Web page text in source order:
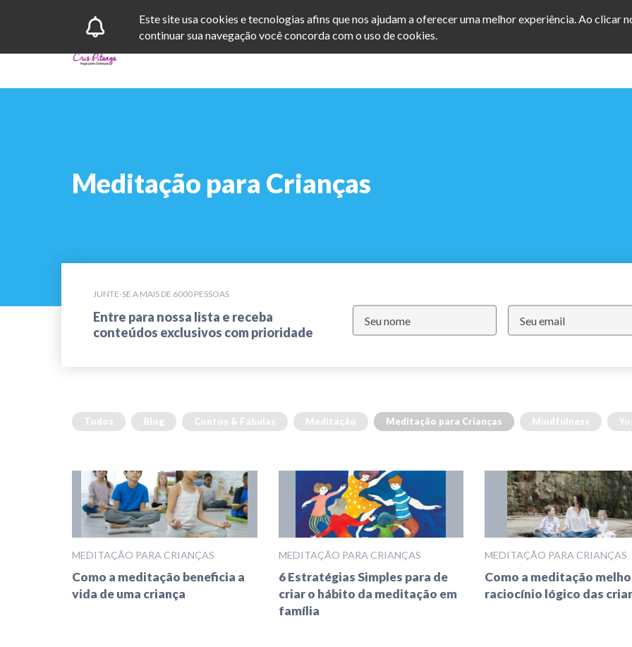
Este site usa cookies e tecnologias afins que nos ajudam a oferecer uma melhor experiência. Ao clicar
continuar sua navegação você concorda com o uso de cookies.
INÍCIO
Meditação para Crianças
JUNTE-SE A MAIS DE 6000 PESSOAS
Entre para nossa lista e receba
conteúdos exclusivos com prioridade
Todos Blog Contos & Fábulas Meditação Meditação para Crianças Mindfulness
MEDITAÇÃO PARA CRIANÇAS
Como a meditação beneficia a
vida de uma criança
MEDITAÇÃO PARA CRIANÇAS
6 Estratégias Simples para de
criar o hábito da meditação em
família
MEDITAÇÃO PARA CRIANÇAS
Como a meditação
raciocínio lógico das